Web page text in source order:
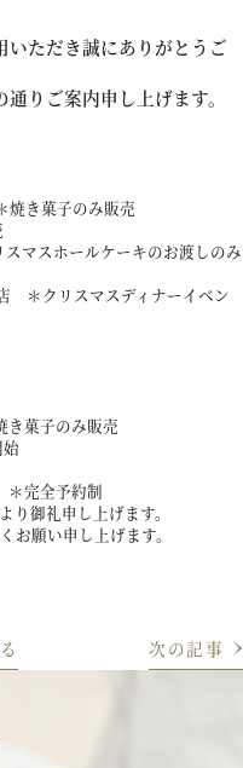
いただき誠にありがとうご
りご案内申し上げます。
き菓子のみ販売
マスホールケーキのお渡しのみ
＊クリスマスディナーイベン
菓子のみ販売
完全予約制
御礼申し上げます。
お願い申し上げます。
次の記事